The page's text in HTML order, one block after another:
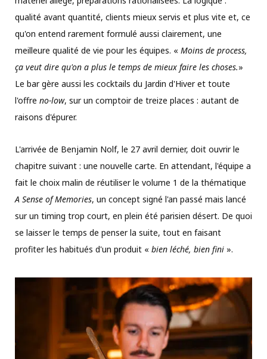
qualité avant quantité, clients mieux servis et plus vite et, ce
qu'on entend rarement formulé aussi clairement, une
meilleure qualité de vie pour les équipes. « Moins de process,
ça veut dire qu'on a plus le temps de mieux faire les choses.»
Le bar gère aussi les cocktails du Jardin d'Hiver et toute
l'offre no-low, sur un comptoir de treize places : autant de
raisons d'épurer.
L'arrivée de Benjamin Nolf, le 27 avril dernier, doit ouvrir le
chapitre suivant : une nouvelle carte. En attendant, l'équipe a
fait le choix malin de réutiliser le volume 1 de la thématique
A Sense of Memories, un concept signé l'an passé mais lancé
sur un timing trop court, en plein été parisien désert. De quoi
se laisser le temps de penser la suite, tout en faisant
profiter les habitués d'un produit « bien léché, bien fini ».